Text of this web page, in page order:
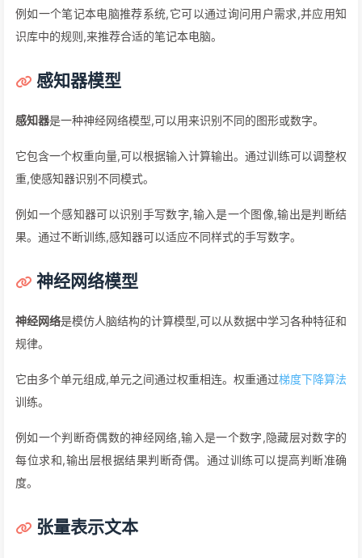
例如一个笔记本电脑推荐系统,它可以通过询问用户需求,并应用知
识库中的规则,来推荐合适的笔记本电脑。
感知器模型
感知器是一种神经网络模型,可以用来识别不同的图形或数字。
它包含一个权重向量,可以根据输入计算输出。通过训练可以调整权
重,使感知器识别不同模式。
例如一个感知器可以识别手写数字,输入是一个图像,输出是判断结
果。通过不断训练,感知器可以适应不同样式的手写数字。
神经网络模型
神经网络是模仿人脑结构的计算模型,可以从数据中学习各种特征和
规律。
它由多个单元组成,单元之间通过权重相连。权重通过梯度下降算法
训练。
例如一个判断奇偶数的神经网络,输入是一个数字,隐藏层对数字的
每位求和,输出层根据结果判断奇偶。通过训练可以提高判断准确
度。
张量表示文本